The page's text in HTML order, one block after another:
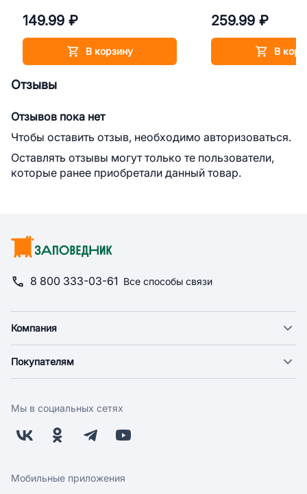
149.99 ₽
В корзину
259.99 ₽
В
Отзывы
Отзывов пока нет
Чтобы оставить отзыв, необходимо авторизоваться.
Оставлять отзывы могут только те пользователи,
которые ранее приобретали данный товар.
8 800 333-03-61 Все способы связи
Компания
Новости
Поставщикам
Заводчикам
Обратная связь
Покупателям
Оплата
Бонусная программа
Скидки и акции
Мы в социальных сетях
Мобильные приложения